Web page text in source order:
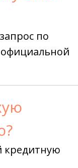
по
кредитную